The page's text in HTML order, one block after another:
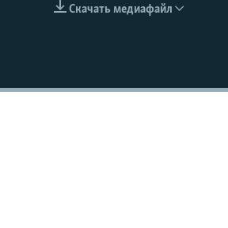
EMBED
Скачать медиафайл